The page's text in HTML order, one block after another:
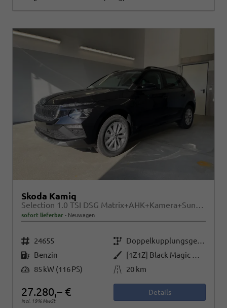
Skoda Kamiq
Selection 1.0 TSI DSG Matrix+AHK+Kamera+Sunset+PDCvohi+Kessy+Sitzheizung+GV4
sofort lieferbar Neuwagen
Fahrzeugnr. 24655 Getriebe
Doppelkupplungsgetriebe (DSG)
Kraftstoff Benzin Außenfarbe
[1Z1Z] Black Magic Metallic
Leistung 85 kW (116 PS) Kilometerstand 20 km
27.280,– €
incl. 19% MwSt.
Details